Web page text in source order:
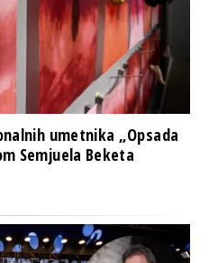
umetnika „Opsada
Semjuela Beketa